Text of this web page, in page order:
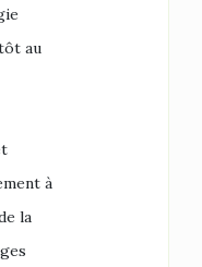
au
à
la